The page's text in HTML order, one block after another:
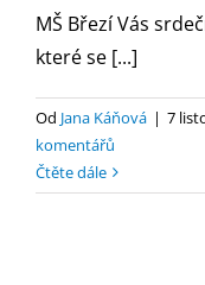
MŠ Březí Vás
které se [...]
Od Jana Káňová | 7
komentářů
Čtěte dále